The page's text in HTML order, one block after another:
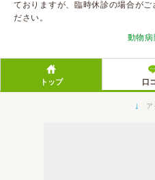
ておりますが、臨時休診の場合が
ださい。
動物病
トップ 口
↓